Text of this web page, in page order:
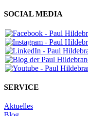
SOCIAL MEDIA
SERVICE
Aktuelles